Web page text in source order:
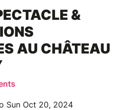
&
AU CHÂTEAU
Sun Oct 20, 2024